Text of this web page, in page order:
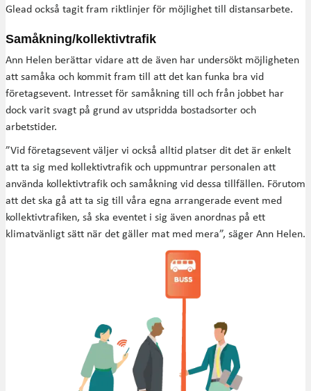
Glead också tagit fram riktlinjer för möjlighet till distansarbete.
Samåkning/kollektivtrafik
Ann Helen berättar vidare att de även har undersökt möjligheten
att samåka och kommit fram till att det kan funka bra vid
företagsevent. Intresset för samåkning till och från jobbet har
dock varit svagt på grund av utspridda bostadsorter och
arbetstider.
”Vid företagsevent väljer vi också alltid platser dit det är enkelt
att ta sig med kollektivtrafik och uppmuntrar personalen att
använda kollektivtrafik och samåkning vid dessa tillfällen. Förutom
att det ska gå att ta sig till våra egna arrangerade event med
kollektivtrafiken, så ska eventet i sig även anordnas på ett
klimatvänligt sätt när det gäller mat med mera”, säger Ann Helen.